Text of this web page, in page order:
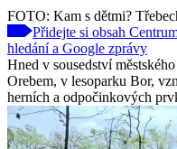
FOTO: Kam s dětmi?
Přidejte si obsah
hledání a Google zprávy
Hned v sousedství
Orebem, v lesoparku Bor,
herních a odpočinkových